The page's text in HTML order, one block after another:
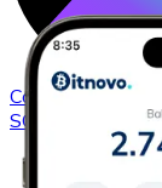
ComprarSolana
SOL